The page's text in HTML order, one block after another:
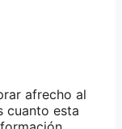
afrecho al
cuanto esta